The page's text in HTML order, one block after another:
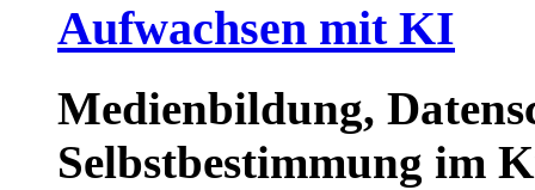
Aufwachsen mit KI
Medienbildung,
Selbstbestimmung im